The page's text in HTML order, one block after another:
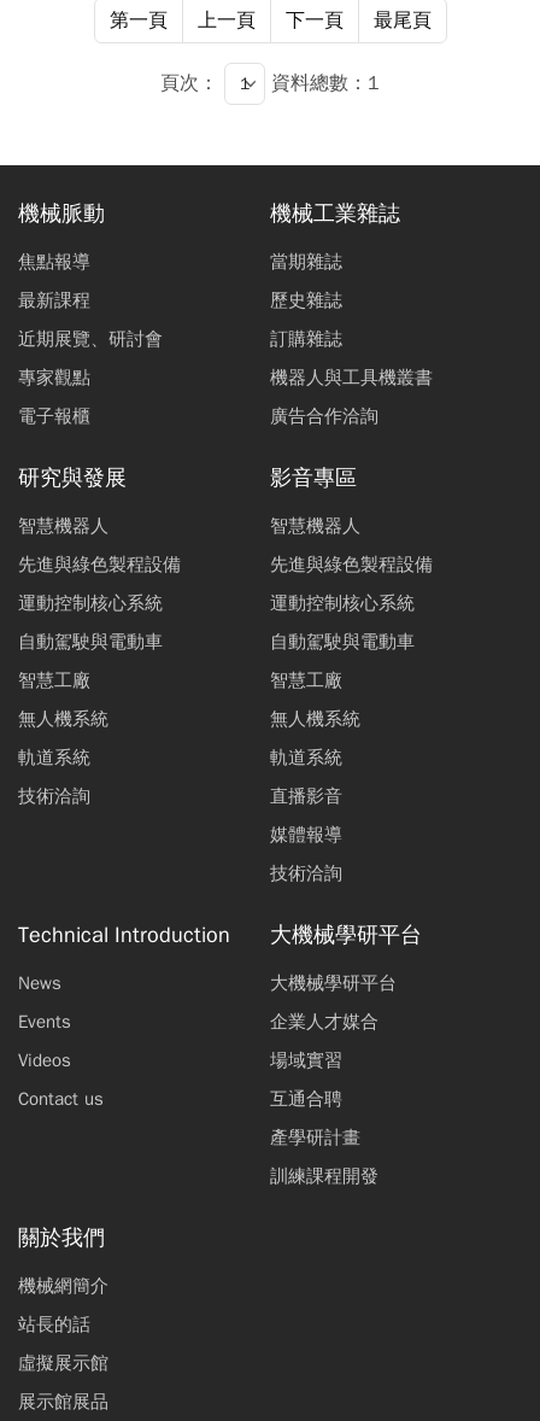
物件型態，再由影像處理技術取得待測物件之相關資訊，
提供給運動控制平台進行接觸式量測點位取值，最終生成
量測精度的幾何報表，實現智慧化與品質監管系統整合，
一鍵啟動全自動視覺量測的解決方案。
第一頁 上一頁 下一頁 最尾頁
頁次： 資料總數：1
機械脈動
焦點報導
最新課程
近期展覽、研討會
專家觀點
電子報櫃
機械工業雜誌
當期雜誌
歷史雜誌
訂購雜誌
機器人與工具機叢書
廣告合作洽詢
研究與發展
智慧機器人
先進與綠色製程設備
運動控制核心系統
自動駕駛與電動車
智慧工廠
無人機系統
軌道系統
技術洽詢
影音專區
智慧機器人
先進與綠色製程設備
運動控制核心系統
自動駕駛與電動車
智慧工廠
無人機系統
軌道系統
直播影音
媒體報導
技術洽詢
Technical Introduction
News
Events
Videos
Contact us
大機械學研平台
大機械學研平台
企業人才媒合
場域實習
互通合聘
產學研計畫
訓練課程開發
關於我們
機械網簡介
站長的話
虛擬展示館
展示館展品